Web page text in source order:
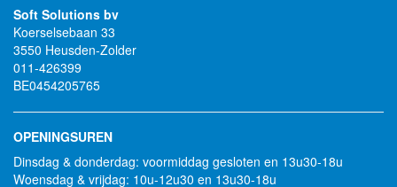
Soft Solutions bv
Koerselsebaan 33
3550 Heusden-Zolder
011-426399
BE0454205765
OPENINGSUREN
Dinsdag & donderdag: voormiddag gesloten en 13u30-18u
Woensdag & vrijdag: 10u-12u30 en 13u30-18u